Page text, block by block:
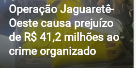
Operação Jaguaretê-
Oeste causa prejuízo
de R$ 41,2 milhões ao
crime organizado